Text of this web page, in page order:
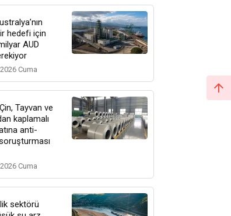
hedefi için
AUD
Cuma
Tayvan ve
kaplamalı
anti-
Cuma
sektörü